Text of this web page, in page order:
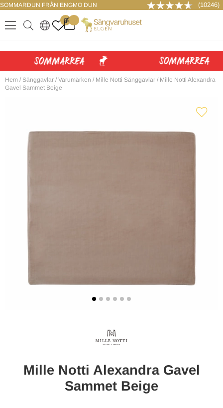
SOMMARDUN FRÅN ENGMO DUN (10246)
.
0
. ..
LOGGA IN
Hem / Sänggavlar / Varumärken / Mille Notti Sänggavlar / Mille Notti Alexandra
Gavel Sammet Beige
Mille Notti Alexandra Gavel
Sammet Beige